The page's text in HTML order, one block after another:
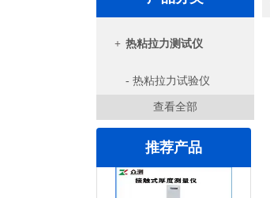
+ 热粘拉力测试仪
- 热粘拉力试验仪
查看全部
推荐产品